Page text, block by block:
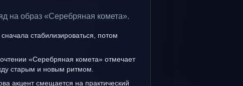
на образ «Серебряная комета».
стабилизироваться, потом
«Серебряная комета» отмечает
старым и новым ритмом.
акцент смещается на практический